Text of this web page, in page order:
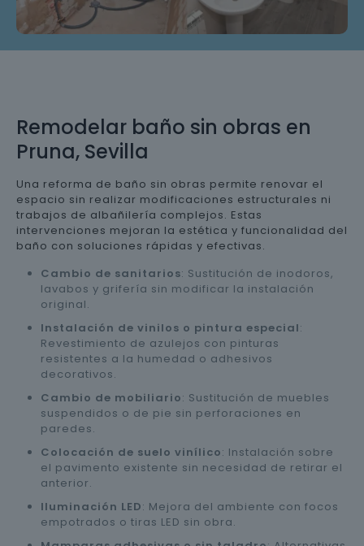
Remodelar baño sin obras en
Pruna, Sevilla
Una reforma de baño sin obras permite renovar el
espacio sin realizar modificaciones estructurales ni
trabajos de albañilería complejos. Estas
intervenciones mejoran la estética y funcionalidad del
baño con soluciones rápidas y efectivas.
Cambio de sanitarios: Sustitución de inodoros,
lavabos y grifería sin modificar la instalación
original.
Instalación de vinilos o pintura especial:
Revestimiento de azulejos con pinturas
resistentes a la humedad o adhesivos
decorativos.
Cambio de mobiliario: Sustitución de muebles
suspendidos o de pie sin perforaciones en
paredes.
Colocación de suelo vinílico: Instalación sobre
el pavimento existente sin necesidad de retirar el
anterior.
Iluminación LED: Mejora del ambiente con focos
empotrados o tiras LED sin obra.